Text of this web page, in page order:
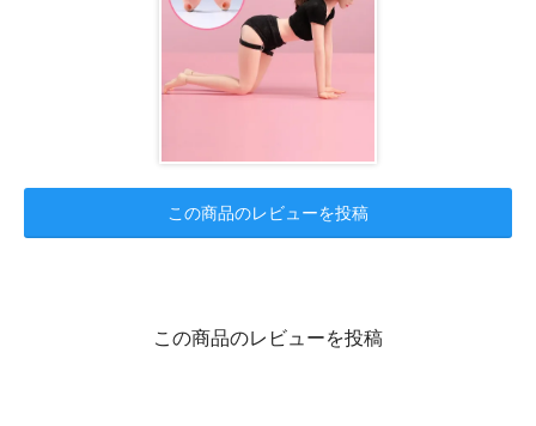
この商品のレビューを投稿
この商品のレビューを投稿